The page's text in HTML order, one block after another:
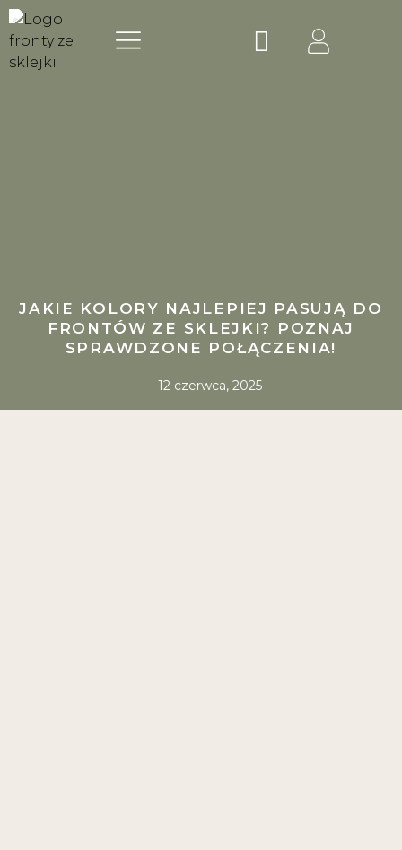
Skip
to
content
Menu Wózek
JAKIE KOLORY NAJLEPIEJ PASUJĄ DO
FRONTÓW ZE SKLEJKI? POZNAJ
SPRAWDZONE POŁĄCZENIA!
12 czerwca, 2025